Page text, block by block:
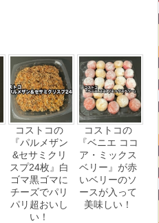
コストコの
『パルメザン
&セサミクリ
スプ24枚』白
ゴマ黒ゴマに
チーズでパリ
パリ超おいし
い！
コストコの
『ベニエ ココ
ア・ミックス
ベリー』が赤
いベリーのソ
ースが入って
美味しい！